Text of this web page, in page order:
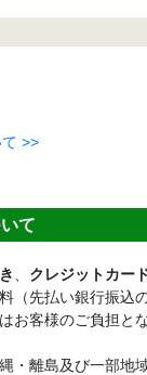
>>
て
クレジットカー
（先払い銀行振込
お客様のご負担と
・離島及び一部地